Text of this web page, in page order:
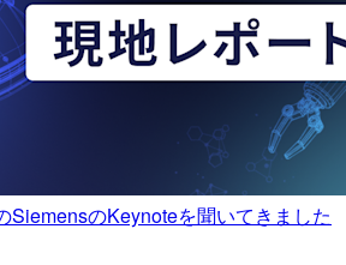
SiemensのKeynoteを聞いてきました